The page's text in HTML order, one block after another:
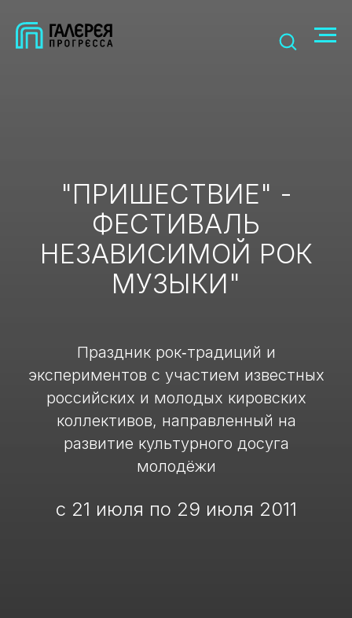
"ПРИШЕСТВИЕ" -
ФЕСТИВАЛЬ
НЕЗАВИСИМОЙ РОК
МУЗЫКИ"
Праздник рок‑традиций и
экспериментов с участием известных
российских и молодых кировских
коллективов, направленный на
развитие культурного досуга
молодёжи
с 21 июля по 29 июля 2011